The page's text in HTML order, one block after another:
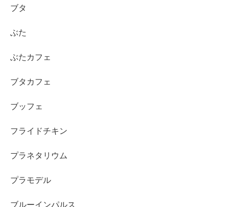
ブタ
ぶた
ぶたカフェ
ブタカフェ
ブッフェ
フライドチキン
プラネタリウム
プラモデル
ブルーインパルス